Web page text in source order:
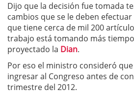
Dijo que la decisión fue tomada
cambios que se le deben efectuar
que tiene cerca de mil 200
trabajo está tomando más
proyectado la Dian.
Por eso el ministro consideró
ingresar al Congreso antes de
trimestre del 2012.